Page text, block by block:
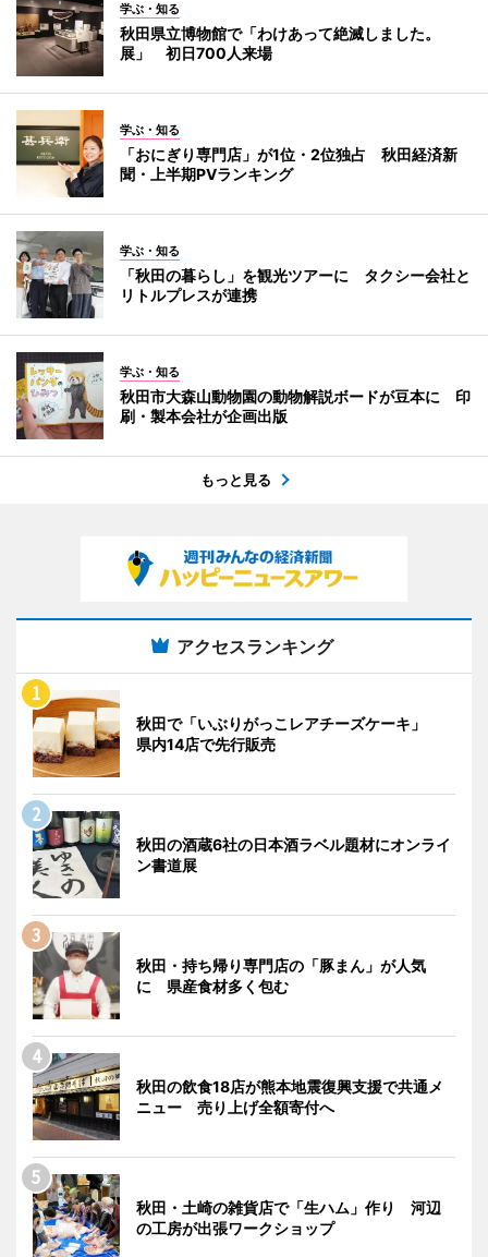
学ぶ・知る
秋田県立博物館で「わけあって絶滅しました。
展」 初日700人来場
学ぶ・知る
「おにぎり専門店」が1位・2位独占 秋田経済新
聞・上半期PVランキング
学ぶ・知る
「秋田の暮らし」を観光ツアーに タクシー会社と
リトルプレスが連携
学ぶ・知る
秋田市大森山動物園の動物解説ボードが豆本に 印
刷・製本会社が企画出版
もっと見る
アクセスランキング
秋田で「いぶりがっこレアチーズケーキ」
県内14店で先行販売
秋田の酒蔵6社の日本酒ラベル題材にオンライ
ン書道展
秋田・持ち帰り専門店の「豚まん」が人気
に 県産食材多く包む
秋田の飲食18店が熊本地震復興支援で共通メ
ニュー 売り上げ全額寄付へ
秋田・土崎の雑貨店で「生ハム」作り 河辺
の工房が出張ワークショップ